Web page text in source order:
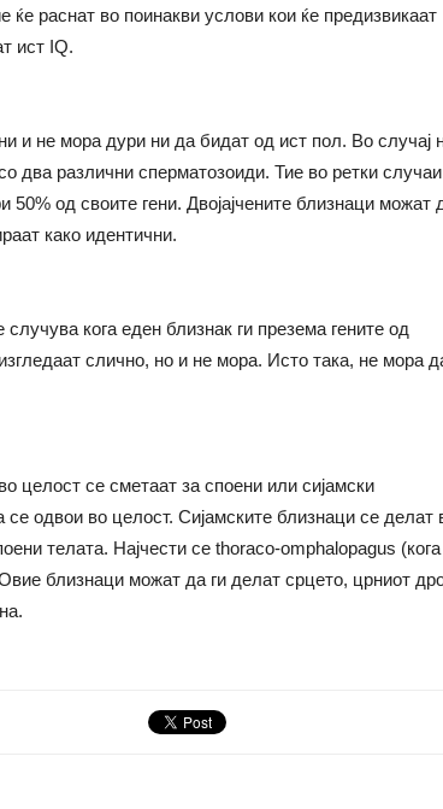
ќе раснат во поинакви услови кои ќе предизвикаат
ист IQ.
и не мора дури ни да бидат од ист пол. Во случај
два различни сперматозоиди. Тие во ретки случаи
од своите гени. Двојајчените близнаци можат
како идентични.
кога еден близнак ги презема гените од
слично, но и не мора. Исто така, не мора
целост се сметаат за споени или сијамски
се одвои во целост. Сијамските близнаци се делат
телата. Најчести се thoraco-omphalopagus (кога
близнаци можат да ги делат срцето, црниот